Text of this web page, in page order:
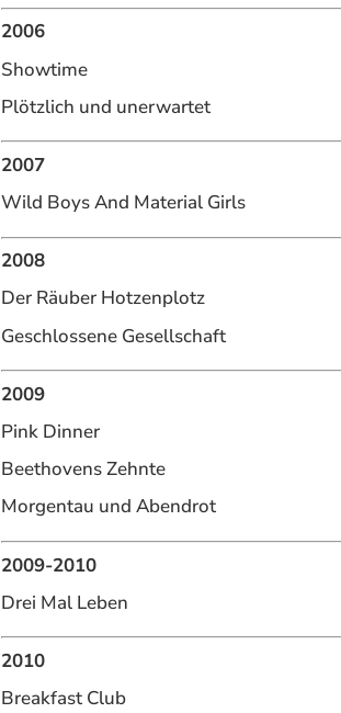
2006
Showtime
Plötzlich und unerwartet
2007
Wild Boys And Material Girls
2008
Der Räuber Hotzenplotz
Geschlossene Gesellschaft
2009
Pink Dinner
Beethovens Zehnte
Morgentau und Abendrot
2009-2010
Drei Mal Leben
2010
Breakfast Club